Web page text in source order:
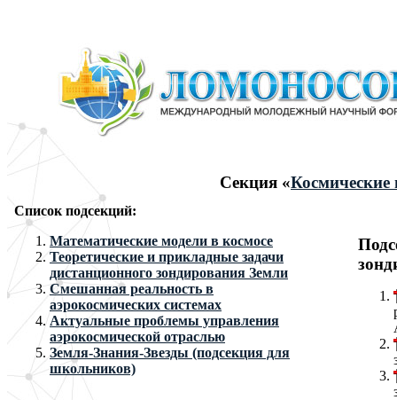
Секция «Космические
Список подсекций:
Математические модели в космосе
Теоретические и прикладные задачи
дистанционного зондирования Земли
Смешанная реальность в
аэрокосмических системах
Актуальные проблемы управления
аэрокосмической отраслью
Земля-Знания-Звезды (подсекция для
школьников)